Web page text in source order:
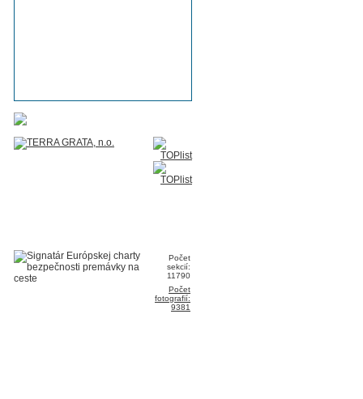
Počet
sekcií:
11790
Počet
fotografií:
9381